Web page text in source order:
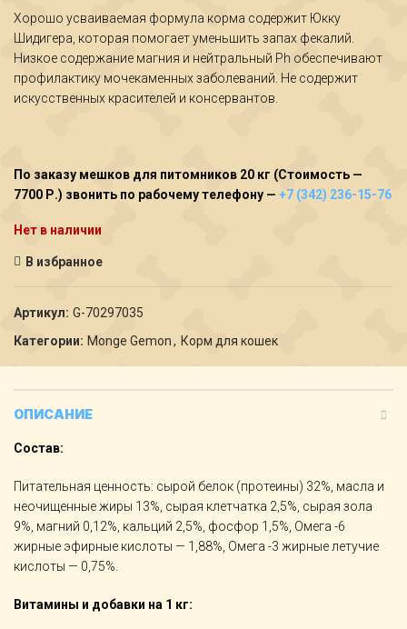
Хорошо усваиваемая формула корма содержит Юкку
Шидигера, которая помогает уменьшить запах фекалий.
Низкое содержание магния и нейтральный Ph обеспечивают
профилактику мочекаменных заболеваний. Не содержит
искусственных красителей и консервантов.
По заказу мешков для питомников 20 кг (Стоимость —
7700 Р.) звонить по рабочему телефону — +7 (342) 236-15-76
Нет в наличии
В избранное
Артикул: G-70297035
Категории: Monge Gemon, Корм для кошек
ОПИСАНИЕ
Состав:
Питательная ценность: сырой белок (протеины) 32%, масла и
неочищенные жиры 13%, сырая клетчатка 2,5%, сырая зола
9%, магний 0,12%, кальций 2,5%, фосфор 1,5%, Омега -6
жирные эфирные кислоты — 1,88%, Омега -3 жирные летучие
кислоты — 0,75%.
Витамины и добавки на 1 кг: